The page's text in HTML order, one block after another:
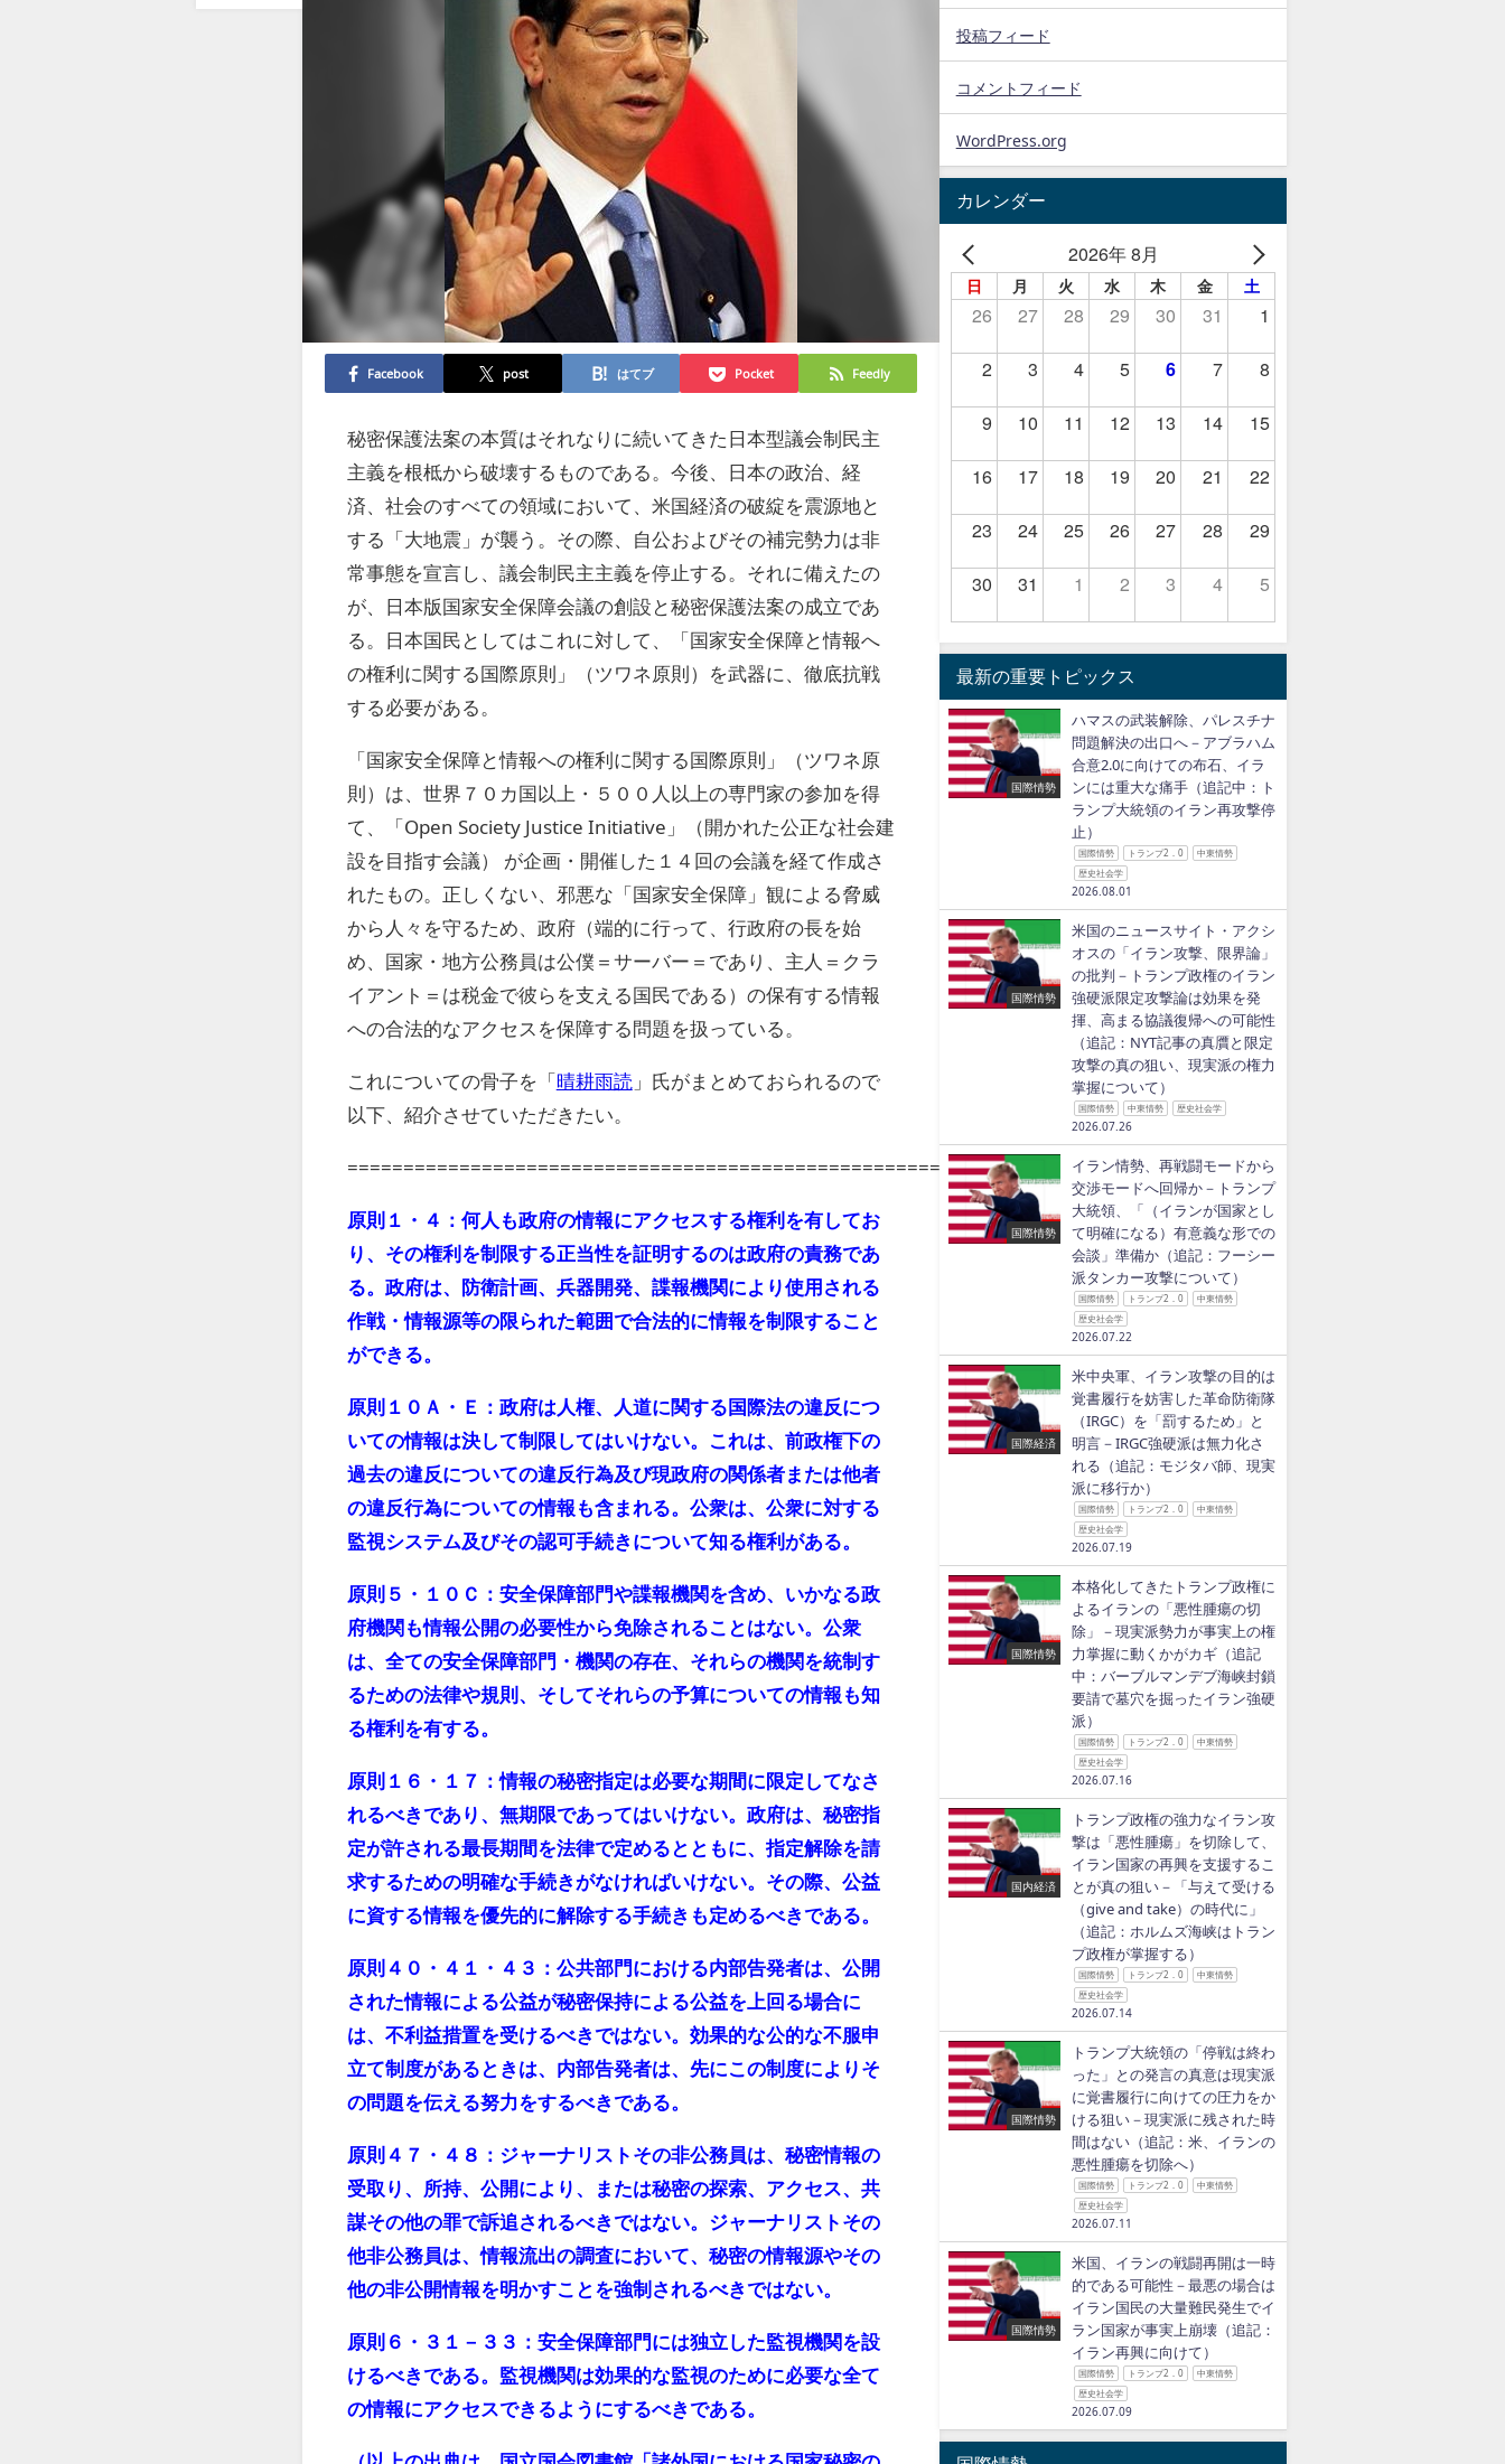
Facebook post はてブ Pocket Feedly
秘密保護法案の本質はそれなりに続いてきた日本型議会制民主
主義を根柢から破壊するものである。今後、日本の政治、経
済、社会のすべての領域において、米国経済の破綻を震源地と
する「大地震」が襲う。その際、自公およびその補完勢力は非
常事態を宣言し、議会制民主主義を停止する。それに備えたの
が、日本版国家安全保障会議の創設と秘密保護法案の成立であ
る。日本国民としてはこれに対して、「国家安全保障と情報へ
の権利に関する国際原則」（ツワネ原則）を武器に、徹底抗戦
する必要がある。
「国家安全保障と情報への権利に関する国際原則」（ツワネ原
則）は、世界７０カ国以上・５００人以上の専門家の参加を得
て、「Open Society Justice Initiative」（開かれた公正な社会建
設を目指す会議） が企画・開催した１４回の会議を経て作成さ
れたもの。正しくない、邪悪な「国家安全保障」観による脅威
から人々を守るため、政府（端的に行って、行政府の長を始
め、国家・地方公務員は公僕＝サーバー＝であり、主人＝クラ
イアント＝は税金で彼らを支える国民である）の保有する情報
への合法的なアクセスを保障する問題を扱っている。
これについての骨子を「晴耕雨読」氏がまとめておられるので
以下、紹介させていただきたい。
============================================================
原則１・４：何人も政府の情報にアクセスする権利を有してお
り、その権利を制限する正当性を証明するのは政府の責務であ
る。政府は、防衛計画、兵器開発、諜報機関により使用される
作戦・情報源等の限られた範囲で合法的に情報を制限すること
ができる。
原則１０Ａ・Ｅ：政府は人権、人道に関する国際法の違反につ
いての情報は決して制限してはいけない。これは、前政権下の
過去の違反についての違反行為及び現政府の関係者または他者
の違反行為についての情報も含まれる。公衆は、公衆に対する
監視システム及びその認可手続きについて知る権利がある。
原則５・１０Ｃ：安全保障部門や諜報機関を含め、いかなる政
府機関も情報公開の必要性から免除されることはない。公衆
は、全ての安全保障部門・機関の存在、それらの機関を統制す
るための法律や規則、そしてそれらの予算についての情報も知
る権利を有する。
原則１６・１７：情報の秘密指定は必要な期間に限定してなさ
れるべきであり、無期限であってはいけない。政府は、秘密指
定が許される最長期間を法律で定めるとともに、指定解除を請
求するための明確な手続きがなければいけない。その際、公益
に資する情報を優先的に解除する手続きも定めるべきである。
原則４０・４１・４３：公共部門における内部告発者は、公開
された情報による公益が秘密保持による公益を上回る場合に
は、不利益措置を受けるべきではない。効果的な公的な不服申
立て制度があるときは、内部告発者は、先にこの制度によりそ
の問題を伝える努力をするべきである。
原則４７・４８：ジャーナリストその非公務員は、秘密情報の
受取り、所持、公開により、または秘密の探索、アクセス、共
謀その他の罪で訴追されるべきではない。ジャーナリストその
他非公務員は、情報流出の調査において、秘密の情報源やその
他の非公開情報を明かすことを強制されるべきではない。
原則６・３１－３３：安全保障部門には独立した監視機関を設
けるべきである。監視機関は効果的な監視のために必要な全て
の情報にアクセスできるようにするべきである。
投稿フィード
コメントフィード
WordPress.org
カレンダー
2026年 8月
日 月 火 水 木 金 土
26 27 28 29 30 31 1
2 3 4 5 6 7 8
9 10 11 12 13 14 15
16 17 18 19 20 21 22
23 24 25 26 27 28 29
30 31 1 2 3 4 5
最新の重要トピックス
国際情勢
ハマスの武装解除、パレスチナ
問題解決の出口へ－アブラハム
合意2.0に向けての布石、イラ
ンには重大な痛手（追記中：ト
ランプ大統領のイラン再攻撃停
止）
国際情勢 トランプ2．0
中東情勢
歴史社会学
2026.08.01
国際情勢
米国のニュースサイト・アクシ
オスの「イラン攻撃、限界論」
の批判－トランプ政権のイラン
強硬派限定攻撃論は効果を発
揮、高まる協議復帰への可能性
（追記：NYT記事の真贋と限定
攻撃の真の狙い、現実派の権力
掌握について）
国際情勢 中東情勢 歴史社会学
2026.07.26
国際情勢
イラン情勢、再戦闘モードから
交渉モードへ回帰か－トランプ
大統領、「（イランが国家とし
て明確になる）有意義な形での
会談」準備か（追記：フーシー
派タンカー攻撃について）
国際情勢 トランプ2．0
中東情勢
歴史社会学
2026.07.22
国際経済
米中央軍、イラン攻撃の目的は
覚書履行を妨害した革命防衛隊
（IRGC）を「罰するため」と
明言－IRGC強硬派は無力化さ
れる（追記：モジタバ師、現実
派に移行か）
国際情勢 トランプ2．0
中東情勢
歴史社会学
2026.07.19
国際情勢
本格化してきたトランプ政権に
よるイランの「悪性腫瘍の切
除」－現実派勢力が事実上の権
力掌握に動くかがカギ（追記
中：バーブルマンデブ海峡封鎖
要請で墓穴を掘ったイラン強硬
派）
国際情勢 トランプ2．0
中東情勢
歴史社会学
2026.07.16
国内経済
トランプ政権の強力なイラン攻
撃は「悪性腫瘍」を切除して、
イラン国家の再興を支援するこ
とが真の狙い－「与えて受ける
（give and take）の時代に」
（追記：ホルムズ海峡はトラン
プ政権が掌握する）
国際情勢 トランプ2．0
中東情勢
歴史社会学
2026.07.14
国際情勢
トランプ大統領の「停戦は終わ
った」との発言の真意は現実派
に覚書履行に向けての圧力をか
ける狙い－現実派に残された時
間はない（追記：米、イランの
悪性腫瘍を切除へ）
国際情勢 トランプ2．0
中東情勢
歴史社会学
2026.07.11
国際情勢
米国、イランの戦闘再開は一時
的である可能性－最悪の場合は
イラン国民の大量難民発生でイ
ラン国家が事実上崩壊（追記：
イラン再興に向けて）
国際情勢 トランプ2．0
中東情勢
歴史社会学
2026.07.09